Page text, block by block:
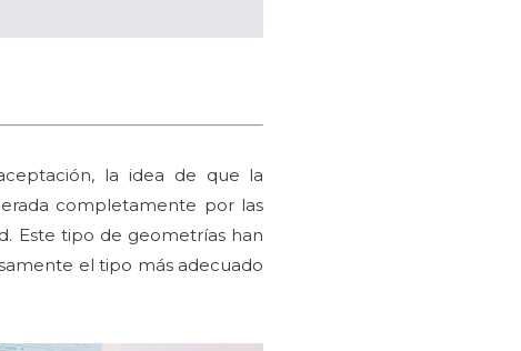
la idea de que la
completamente por las
Este tipo de geometrías han
el tipo más adecuado